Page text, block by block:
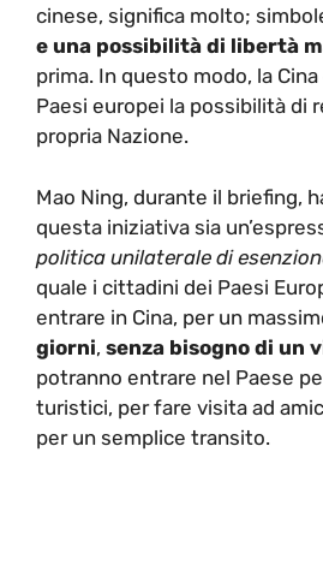
cinese, significa molto;
e una possibilità di libertà
prima. In questo modo, la
Paesi europei la possibilità di
propria Nazione.
Mao Ning, durante il briefing,
questa iniziativa sia
politica unilaterale di
quale i cittadini dei Paesi
entrare in Cina, per un
giorni, senza bisogno di un
potranno entrare nel Paese
turistici, per fare visita ad
per un semplice transito.